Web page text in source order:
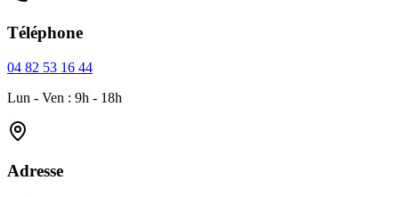
Téléphone
04 82 53 16 44
Lun - Ven : 9h - 18h
Adresse